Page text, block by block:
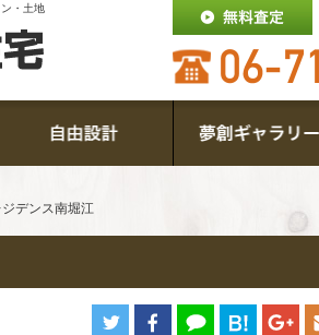
・土地
デンス南堀江